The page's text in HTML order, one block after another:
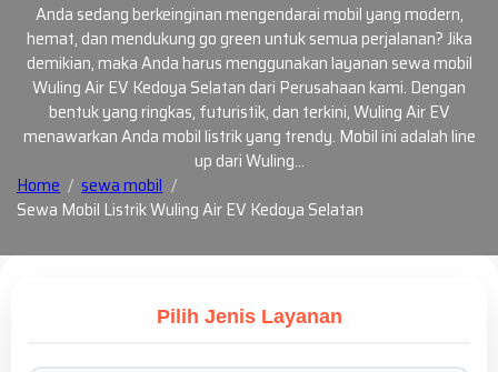
Anda sedang berkeinginan mengendarai mobil yang modern,
hemat, dan mendukung go green untuk semua perjalanan? Jika
demikian, maka Anda harus menggunakan layanan sewa mobil
Wuling Air EV Kedoya Selatan dari Perusahaan kami. Dengan
bentuk yang ringkas, futuristik, dan terkini, Wuling Air EV
menawarkan Anda mobil listrik yang trendy. Mobil ini adalah line
up dari Wuling…
Home
sewa mobil
Sewa Mobil Listrik Wuling Air EV Kedoya Selatan
Pilih Jenis Layanan